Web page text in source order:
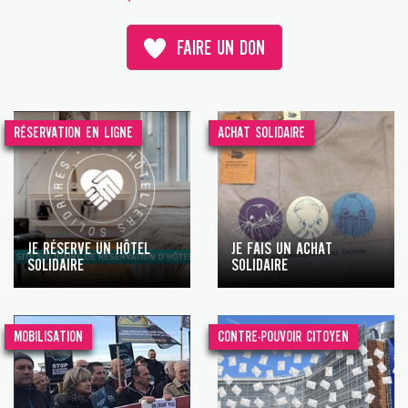
FAIRE UN DON
RÉSERVATION EN LIGNE
JE RÉSERVE UN HÔTEL
SOLIDAIRE
ACHAT SOLIDAIRE
JE FAIS UN ACHAT
SOLIDAIRE
MOBILISATION CONTRE-POUVOIR CITOYEN